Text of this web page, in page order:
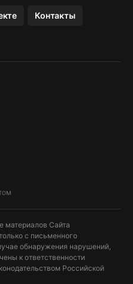
Контакты
материалов Сайта
с письменного
обнаружения нарушений,
к ответственности
Российской